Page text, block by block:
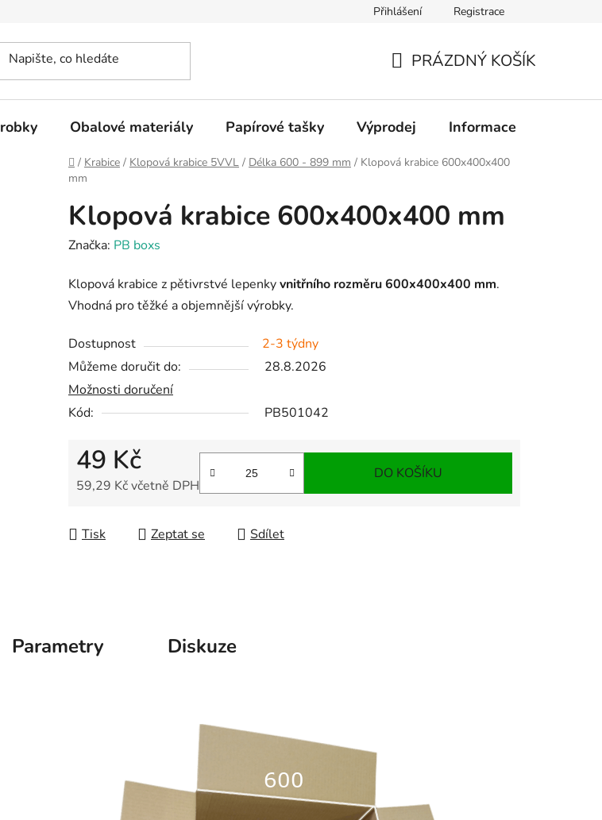
Přihlášení Registrace
KOŠÍK
PRÁZDNÝ KOŠÍK
Obalové materiály Papírové tašky Výprodej Informace
Domů
/ Krabice / Klopová krabice 5VVL / Délka 600 - 899 mm / Klopová krabice 600x400x400
mm
Klopová krabice 600x400x400 mm
Značka: PB boxs
Klopová krabice z pětivrstvé lepenkyvnitřního rozměru 600x400x400 mm.
Vhodná pro těžké a objemnější výrobky.
Dostupnost
2-3 týdny
Můžeme doručit do:
28.8.2026
Možnosti doručení
Kód:
PB501042
49 Kč
59,29 Kč včetně DPH
DO KOŠÍKU
Tisk Zeptat se Sdílet
Parametry Diskuze